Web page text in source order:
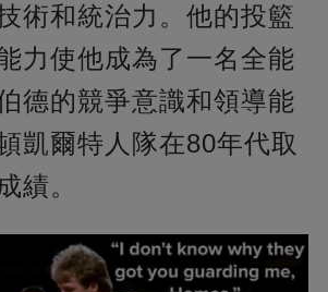
術和統治力。他的投籃
力使他成為了一名全能
德的競爭意識和領導能
凱爾特人隊在80年代取
績。